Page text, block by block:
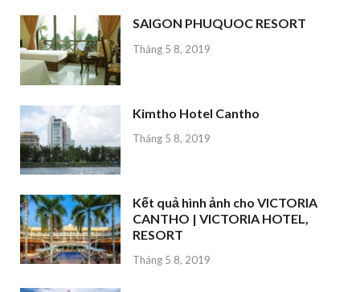
SAIGON PHUQUOC RESORT
Tháng 5 8, 2019
Kimtho Hotel Cantho
Tháng 5 8, 2019
Kết quả hình ảnh cho VICTORIA
CANTHO | VICTORIA HOTEL,
RESORT
Tháng 5 8, 2019